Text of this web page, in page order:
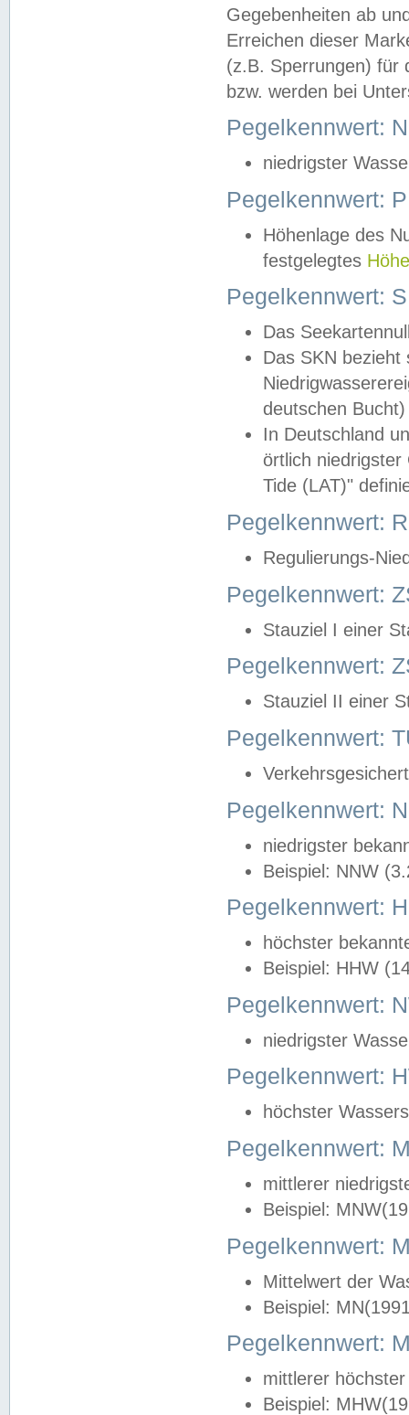
Gegebenheiten ab
Erreichen dieser
(z.B. Sperrungen) für
bzw. werden bei
Pegelkennwert:
niedrigster
Pegelkennwert:
Höhenlage des
festgelegtes
Pegelkennwert:
Das
Das SKN
deutschen
In Deutschland
örtlich
Tide (LAT)"
Pegelkennwert:
Regulierungs-
Pegelkennwert:
Stauziel I einer
Pegelkennwert:
Stauziel II einer
Pegelkennwert:
Pegelkennwert:
niedrigster
Beispiel: NNW
Pegelkennwert:
höchster
Beispiel: HHW
Pegelkennwert:
niedrigster
Pegelkennwert:
höchster
Pegelkennwert:
mittlerer
Beispiel:
Pegelkennwert:
Mittelwert der
Beispiel:
Pegelkennwert:
mittlerer
Beispiel: